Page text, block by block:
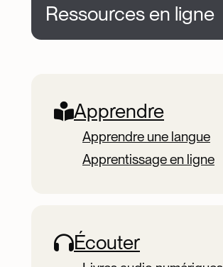
Ressources en ligne
Apprendre
Apprendre une langue
Apprentissage en ligne
Écouter